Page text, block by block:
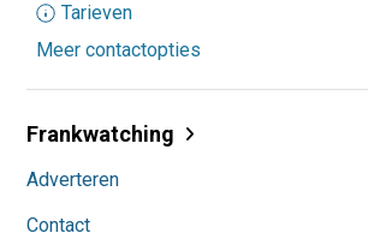
Tarieven
Meer contactopties
Frankwatching
Adverteren
Contact